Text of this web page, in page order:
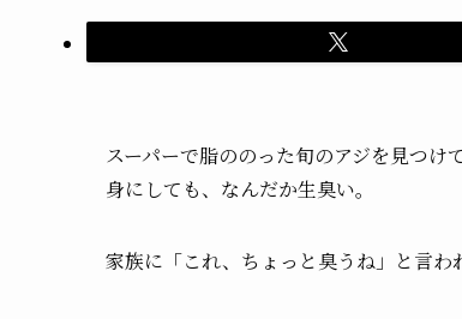
スーパーで脂ののった旬のアジを見つ
身にしても、なんだか生臭い。
家族に「これ、ちょっと臭うね」と言わ